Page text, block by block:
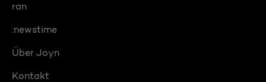
ran
:newstime
Über Joyn
Kontakt